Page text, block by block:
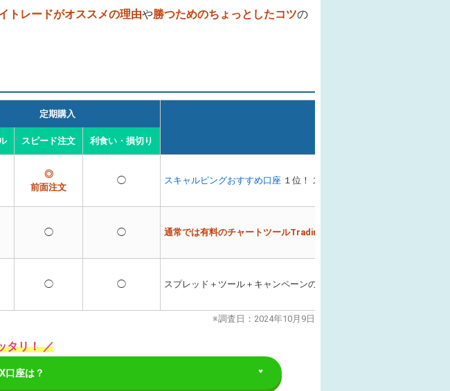
トレードがオススメの理由や勝つためのちょっとしたコツの
定期購入
スピード注文 利食い・損切り
◎
前面注文
◯ スキャルピングおすすめ口座 １位！ スプレッドも狭くツールも使いや
◯ ◯ 通常では有料のチャートツールTrading Viewが無料
◯ ◯ スプレッド＋ツール＋キャンペーンの組み合わせは
※調査日：2024年10月9日
タリ！ ／
口座は？